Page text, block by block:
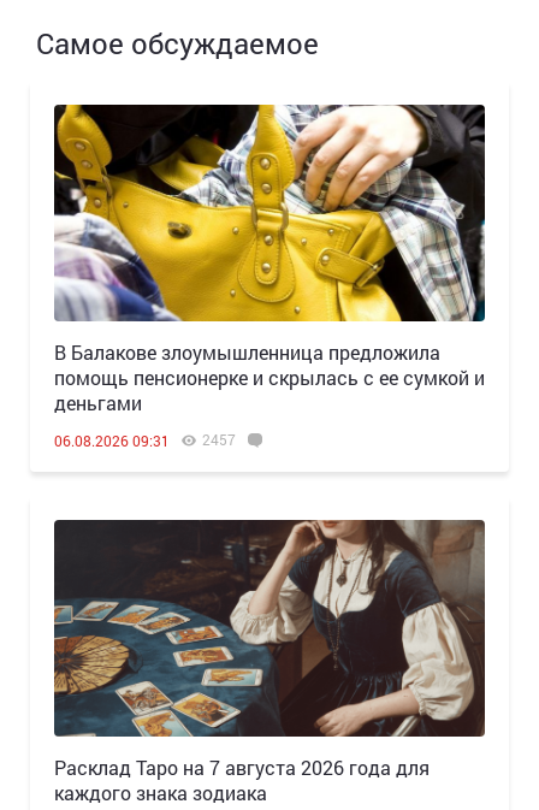
Самое обсуждаемое
В Балакове злоумышленница предложила
помощь пенсионерке и скрылась с ее сумкой и
деньгами
06.08.2026 09:31 2457
Расклад Таро на 7 августа 2026 года для
каждого знака зодиака